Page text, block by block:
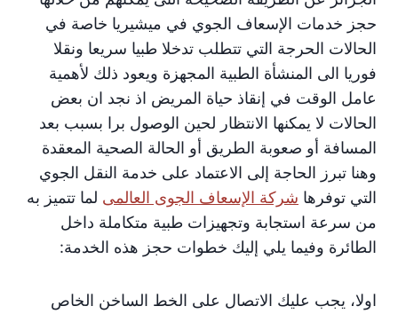
حجز خدمات الإسعاف الجوي في ميشيريا خاصة في
الحالات الحرجة التي تتطلب تدخلا طبيا سريعا ونقلا
فوريا الى المنشأة الطبية المجهزة ويعود ذلك لأهمية
عامل الوقت في إنقاذ حياة المريض اذ نجد ان بعض
الحالات لا يمكنها الانتظار لحين الوصول برا بسبب بعد
المسافة أو صعوبة الطريق أو الحالة الصحية المعقدة
وهنا تبرز الحاجة إلى الاعتماد على خدمة النقل الجوي
التي توفرها شركة الإسعاف الجوى العالمى لما تتميز به
من سرعة استجابة وتجهيزات طبية متكاملة داخل
الطائرة وفيما يلي إليك خطوات حجز هذه الخدمة:
اولا، يجب عليك الاتصال على الخط الساخن الخاص